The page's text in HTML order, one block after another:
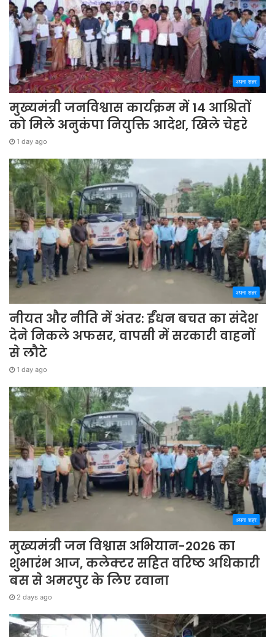
अपना शहर
मुख्यमंत्री जनविश्वास कार्यक्रम में 14 आश्रितों
को मिले अनुकंपा नियुक्ति आदेश, खिले चेहरे
1 day ago
अपना शहर
नीयत और नीति में अंतर: ईंधन बचत का संदेश
देने निकले अफसर, वापसी में सरकारी वाहनों
से लौटे
1 day ago
अपना शहर
मुख्यमंत्री जन विश्वास अभियान-2026 का
शुभारंभ आज, कलेक्टर सहित वरिष्ठ अधिकारी
बस से अमरपुर के लिए रवाना
2 days ago